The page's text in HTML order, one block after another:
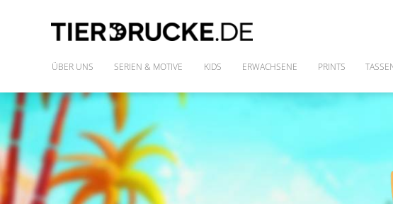
ÜBER UNS SERIEN & MOTIVE
IM WILDEN WALD
DIE FREUNDE DES PHARAO
MONSTAZ
POLLY & DIE GONS
IM LAND DER DINOSAURIER
KIDS ERWACHSENE
SHIRTS
PRINTS